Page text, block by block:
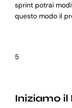
sprint potrai
questo modo il
5
Iniziamo il